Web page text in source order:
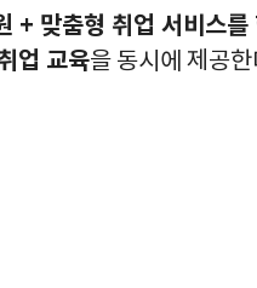
+ 맞춤형 취업 서비스를
업 교육을 동시에 제공